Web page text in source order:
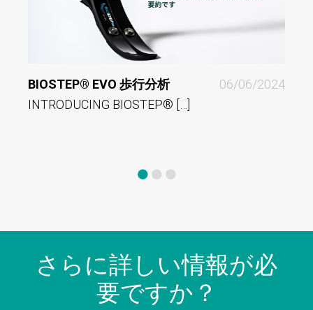
BIOSTEP® EVO 歩行分析
06/06/2024
INTRODUCING BIOSTEP® […]
さらに詳しい情報が必
要ですか？